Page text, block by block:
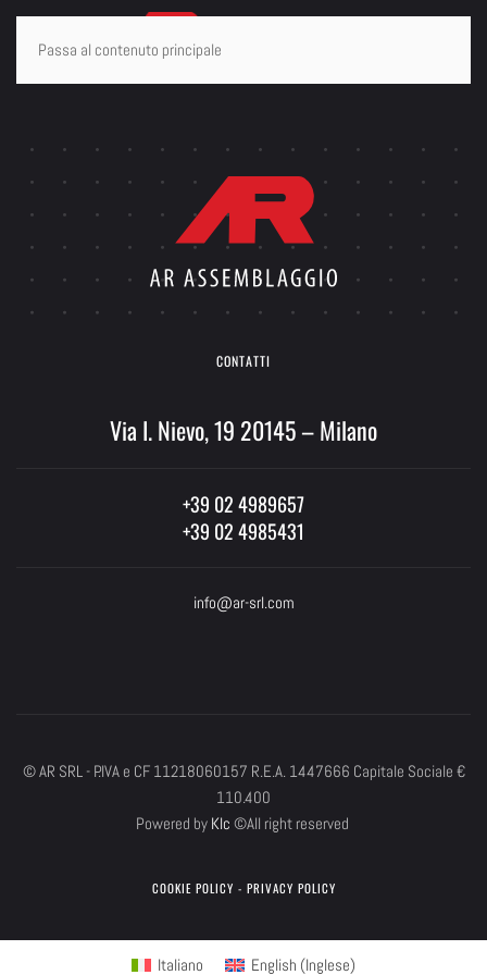
Passa al contenuto principale
CONTATTI
Via I. Nievo, 19 20145 – Milano
+39 02 4989657
+39 02 4985431
info@ar-srl.com
© AR SRL - P.IVA e CF 11218060157 R.E.A. 1447666 Capitale Sociale €
110.400
Powered by Klc ©All right reserved
COOKIE POLICY - PRIVACY POLICY
Italiano English (Inglese)